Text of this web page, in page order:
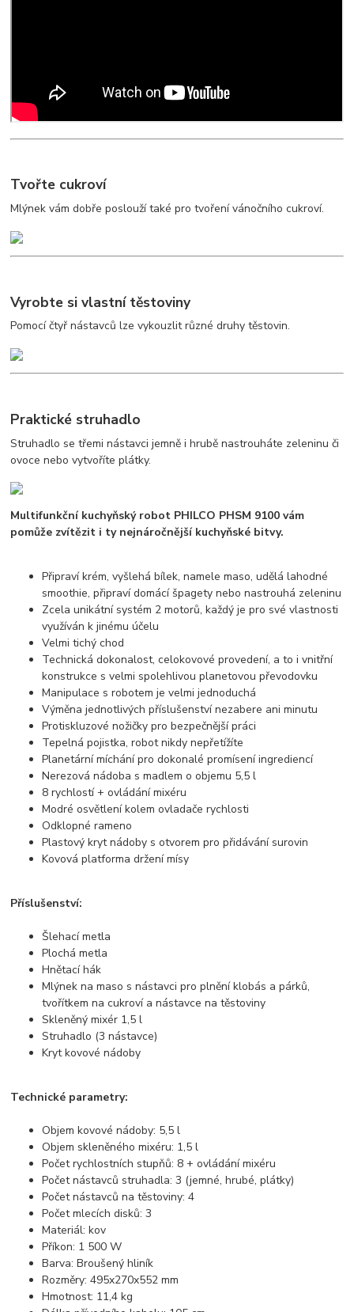
Tvořte cukroví
Mlýnek vám dobře poslouží také pro tvoření vánočního cukroví.
Vyrobte si vlastní těstoviny
Pomocí čtyř nástavců lze vykouzlit různé druhy těstovin.
Praktické struhadlo
Struhadlo se třemi nástavci jemně i hrubě nastrouháte zeleninu či
ovoce nebo vytvoříte plátky.
Multifunkční kuchyňský robot PHILCO PHSM 9100 vám
pomůže zvítězit i ty nejnáročnější kuchyňské bitvy.
Připraví krém, vyšlehá bílek, namele maso, udělá lahodné
smoothie, připraví domácí špagety nebo nastrouhá zeleninu
Zcela unikátní systém 2 motorů, každý je pro své vlastnosti
využíván k jinému účelu
Velmi tichý chod
Technická dokonalost, celokovové provedení, a to i vnitřní
konstrukce s velmi spolehlivou planetovou převodovku
Manipulace s robotem je velmi jednoduchá
Výměna jednotlivých příslušenství nezabere ani minutu
Protiskluzové nožičky pro bezpečnější práci
Tepelná pojistka, robot nikdy nepřetížíte
Planetární míchání pro dokonalé promísení ingrediencí
Nerezová nádoba s madlem o objemu 5,5 l
8 rychlostí + ovládání mixéru
Modré osvětlení kolem ovladače rychlosti
Odklopné rameno
Plastový kryt nádoby s otvorem pro přidávání surovin
Kovová platforma držení mísy
Příslušenství:
Šlehací metla
Plochá metla
Hnětací hák
Mlýnek na maso s nástavci pro plnění klobás a párků,
tvořítkem na cukroví a nástavce na těstoviny
Skleněný mixér 1,5 l
Struhadlo (3 nástavce)
Kryt kovové nádoby
Technické parametry:
Objem kovové nádoby: 5,5 l
Objem skleněného mixéru: 1,5 l
Počet rychlostních stupňů: 8 + ovládání mixéru
Počet nástavců struhadla: 3 (jemné, hrubé, plátky)
Počet nástavců na těstoviny: 4
Počet mlecích disků: 3
Materiál: kov
Příkon: 1 500 W
Barva: Broušený hliník
Rozměry: 495x270x552 mm
Hmotnost: 11,4 kg